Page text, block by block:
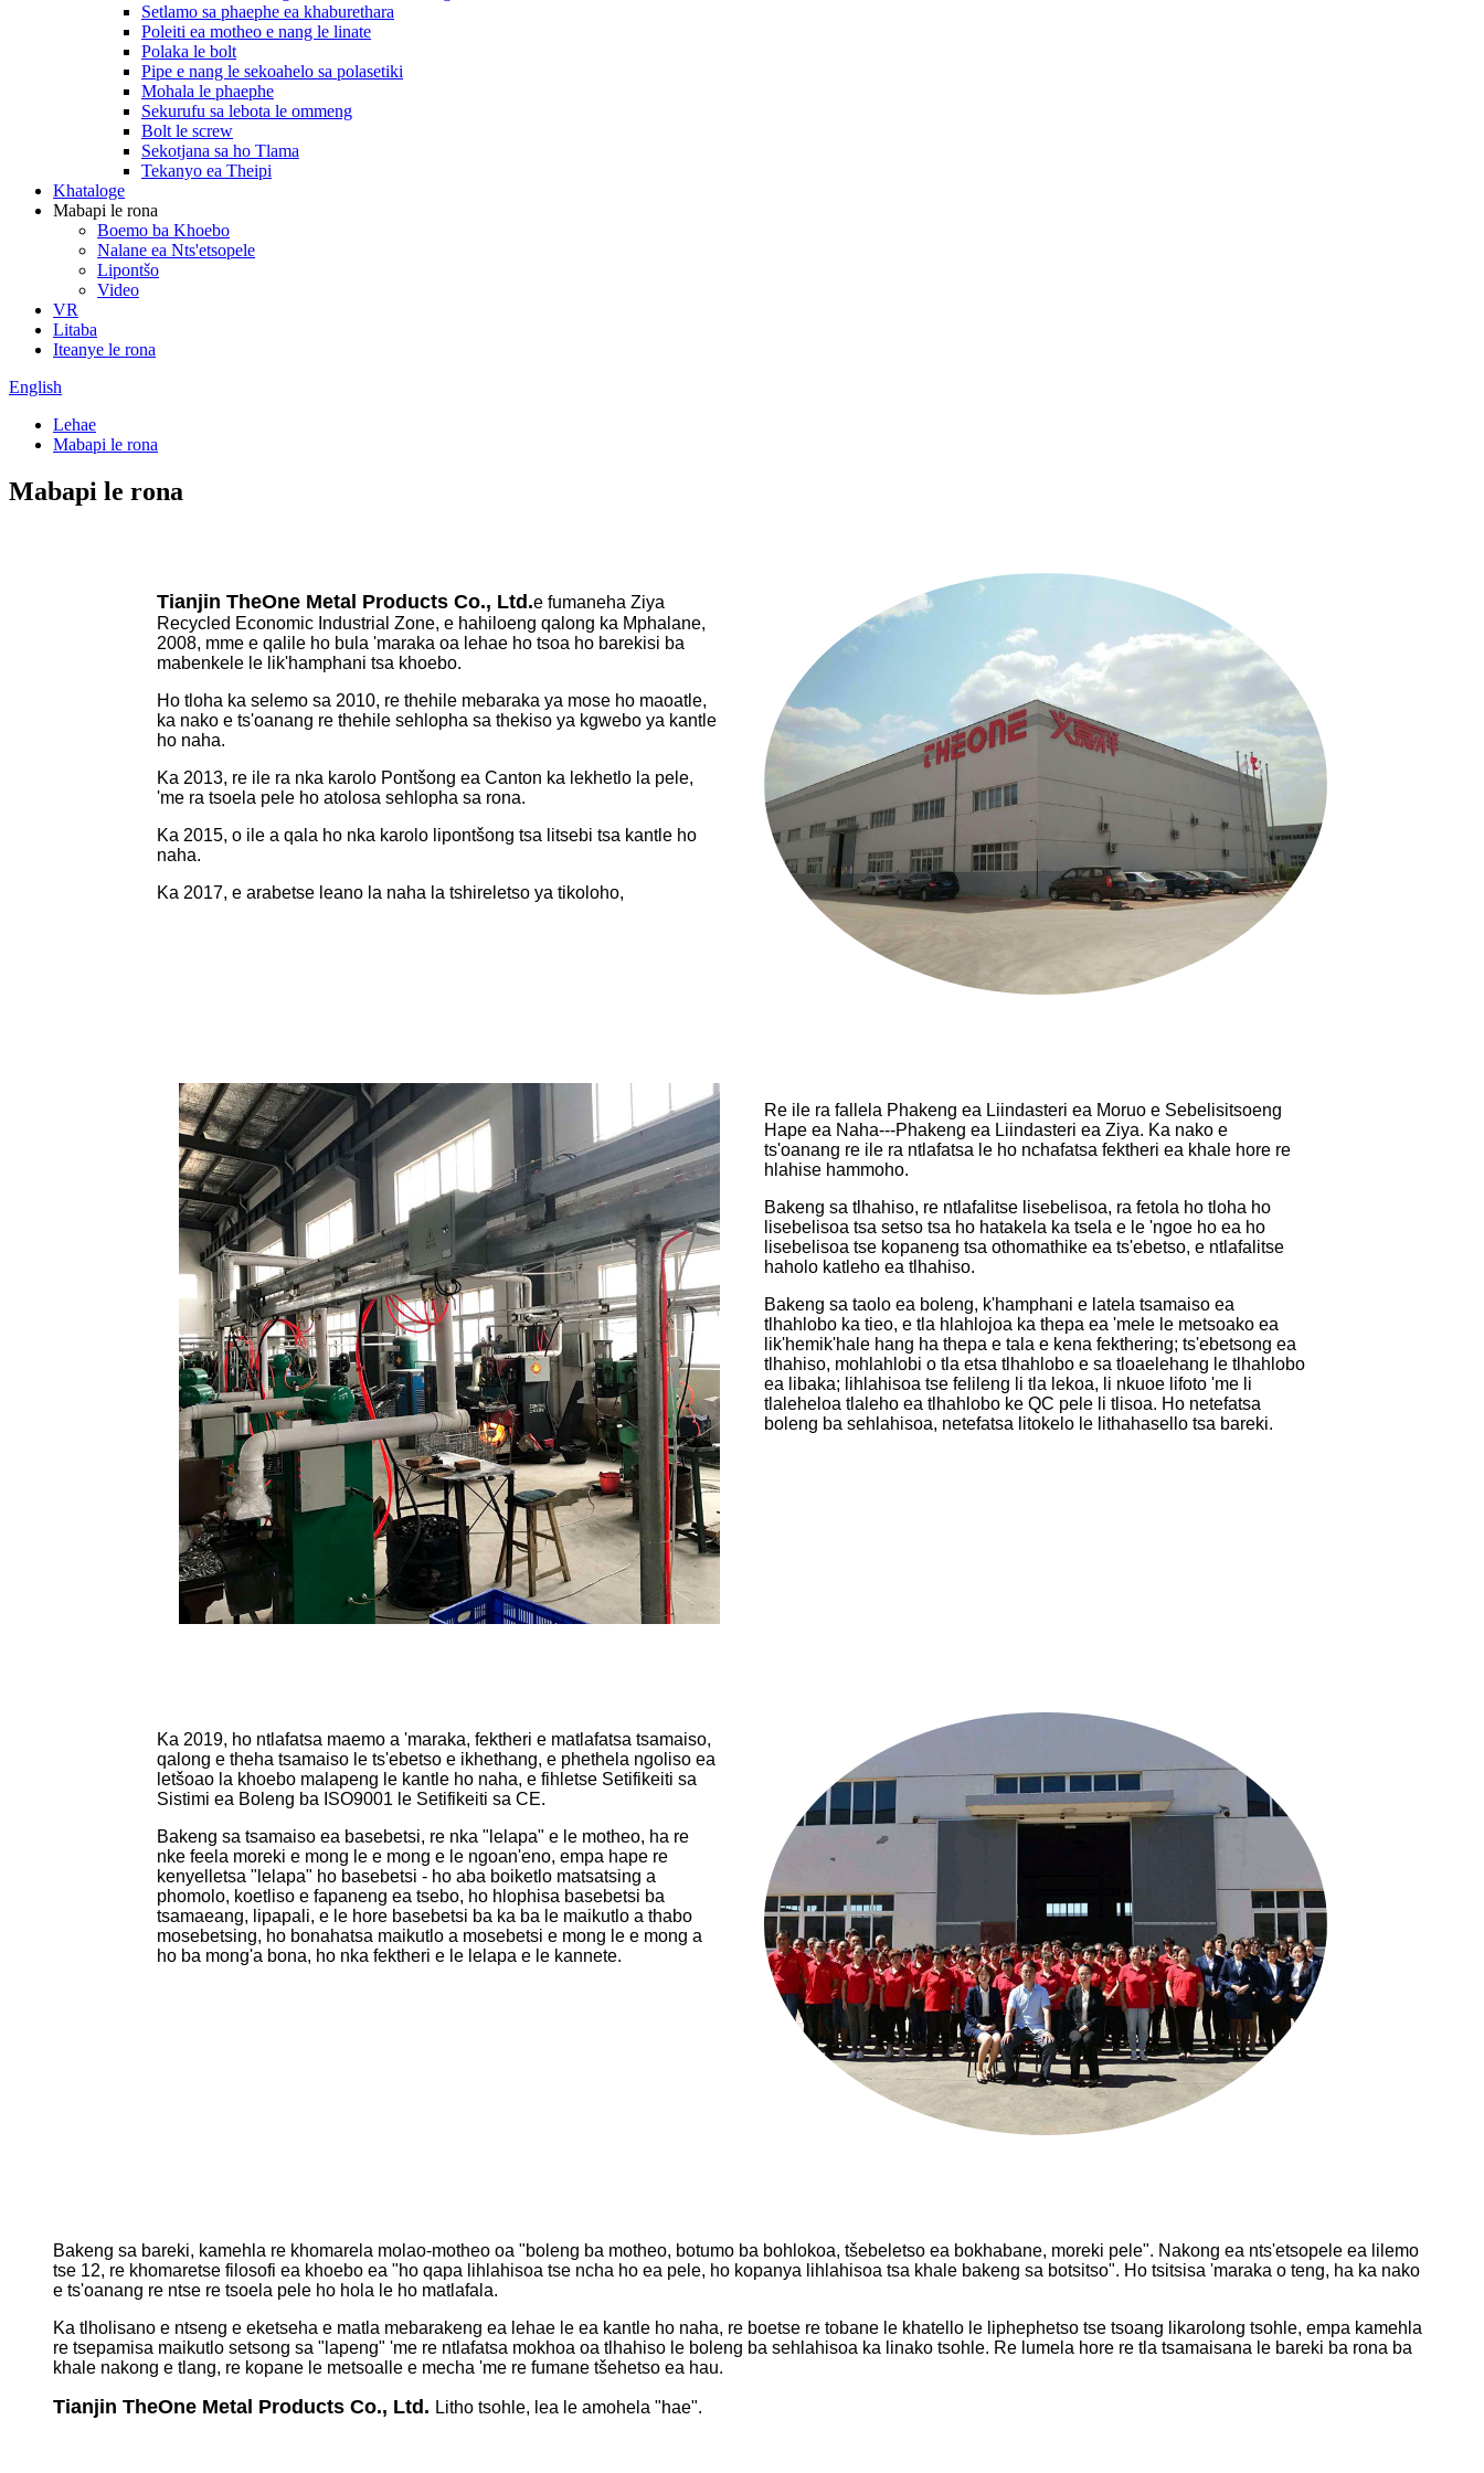
Setlamo sa phaephe ea khaburethara
Poleiti ea motheo e nang le linate
Polaka le bolt
Pipe e nang le sekoahelo sa polasetiki
Mohala le phaephe
Sekurufu sa lebota le ommeng
Bolt le screw
Sekotjana sa ho Tlama
Tekanyo ea Theipi
Khataloge
Mabapi le rona
Boemo ba Khoebo
Nalane ea Nts'etsopele
Lipontšo
Video
VR
Litaba
Iteanye le rona
English
Lehae
Mabapi le rona
Mabapi le rona
Tianjin TheOne Metal Products Co., Ltd.e fumaneha Ziya
Recycled Economic Industrial Zone, e hahiloeng qalong ka Mphalane,
2008, mme e qalile ho bula 'maraka oa lehae ho tsoa ho barekisi ba
mabenkele le lik'hamphani tsa khoebo.
Ho tloha ka selemo sa 2010, re thehile mebaraka ya mose ho maoatle,
ka nako e ts'oanang re thehile sehlopha sa thekiso ya kgwebo ya kantle
ho naha.
Ka 2013, re ile ra nka karolo Pontšong ea Canton ka lekhetlo la pele,
'me ra tsoela pele ho atolosa sehlopha sa rona.
Ka 2015, o ile a qala ho nka karolo lipontšong tsa litsebi tsa kantle ho
naha.
Ka 2017, e arabetse leano la naha la tshireletso ya tikoloho,
Re ile ra fallela Phakeng ea Liindasteri ea Moruo e Sebelisitsoeng
Hape ea Naha---Phakeng ea Liindasteri ea Ziya. Ka nako e
ts'oanang re ile ra ntlafatsa le ho nchafatsa fektheri ea khale hore re
hlahise hammoho.
Bakeng sa tlhahiso, re ntlafalitse lisebelisoa, ra fetola ho tloha ho
lisebelisoa tsa setso tsa ho hatakela ka tsela e le 'ngoe ho ea ho
lisebelisoa tse kopaneng tsa othomathike ea ts'ebetso, e ntlafalitse
haholo katleho ea tlhahiso.
Bakeng sa taolo ea boleng, k'hamphani e latela tsamaiso ea
tlhahlobo ka tieo, e tla hlahlojoa ka thepa ea 'mele le metsoako ea
lik'hemik'hale hang ha thepa e tala e kena fekthering; ts'ebetsong ea
tlhahiso, mohlahlobi o tla etsa tlhahlobo e sa tloaelehang le tlhahlobo
ea libaka; lihlahisoa tse felileng li tla lekoa, li nkuoe lifoto 'me li
tlaleheloa tlaleho ea tlhahlobo ke QC pele li tlisoa. Ho netefatsa
boleng ba sehlahisoa, netefatsa litokelo le lithahasello tsa bareki.
Ka 2019, ho ntlafatsa maemo a 'maraka, fektheri e matlafatsa tsamaiso,
qalong e theha tsamaiso le ts'ebetso e ikhethang, e phethela ngoliso ea
letšoao la khoebo malapeng le kantle ho naha, e fihletse Setifikeiti sa
Sistimi ea Boleng ba ISO9001 le Setifikeiti sa CE.
Bakeng sa tsamaiso ea basebetsi, re nka "lelapa" e le motheo, ha re
nke feela moreki e mong le e mong e le ngoan'eno, empa hape re
kenyelletsa "lelapa" ho basebetsi - ho aba boiketlo matsatsing a
phomolo, koetliso e fapaneng ea tsebo, ho hlophisa basebetsi ba
tsamaeang, lipapali, e le hore basebetsi ba ka ba le maikutlo a thabo
mosebetsing, ho bonahatsa maikutlo a mosebetsi e mong le e mong a
ho ba mong'a bona, ho nka fektheri e le lelapa e le kannete.
Bakeng sa bareki, kamehla re khomarela molao-motheo oa "boleng ba motheo, botumo ba bohlokoa, tšebeletso ea bokhabane, moreki pele". Nakong ea nts'etsopele ea lilemo
tse 12, re khomaretse filosofi ea khoebo ea "ho qapa lihlahisoa tse ncha ho ea pele, ho kopanya lihlahisoa tsa khale bakeng sa botsitso". Ho tsitsisa 'maraka o teng, ha ka nako
e ts'oanang re ntse re tsoela pele ho hola le ho matlafala.
Ka tlholisano e ntseng e eketseha e matla mebarakeng ea lehae le ea kantle ho naha, re boetse re tobane le khatello le liphephetso tse tsoang likarolong tsohle, empa kamehla
re tsepamisa maikutlo setsong sa "lapeng" 'me re ntlafatsa mokhoa oa tlhahiso le boleng ba sehlahisoa ka linako tsohle. Re lumela hore re tla tsamaisana le bareki ba rona ba
khale nakong e tlang, re kopane le metsoalle e mecha 'me re fumane tšehetso ea hau.
Tianjin TheOne Metal Products Co., Ltd. Litho tsohle, lea le amohela "hae".